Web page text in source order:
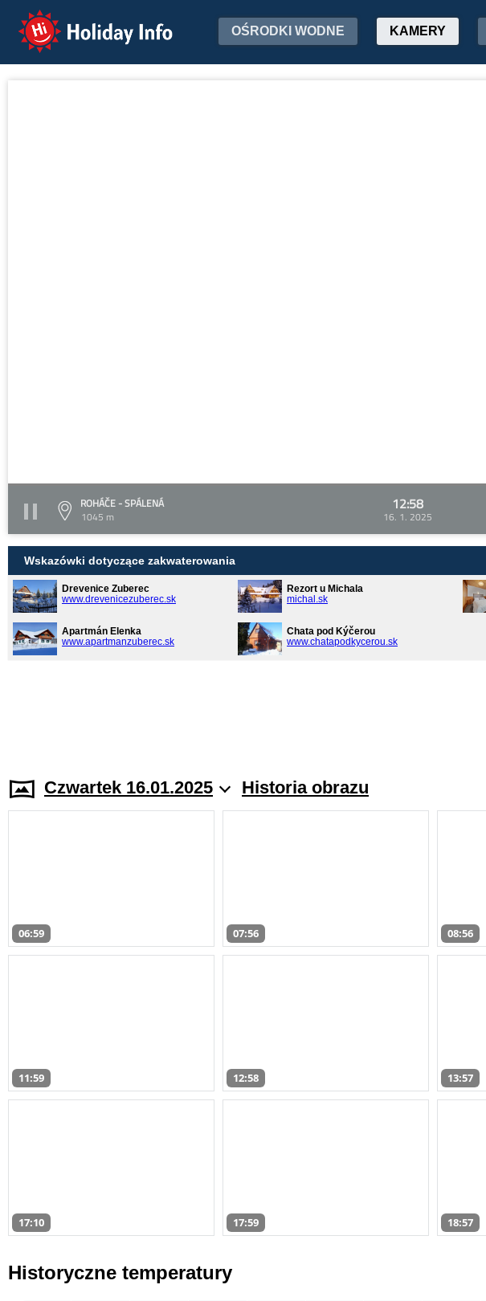
Holiday Info OŚRODKI WODNE KAMERY
ROHÁČE - SPÁLENÁ
1045 m
12:58
16. 1. 2025
Wskazówki dotyczące zakwaterowania
Drevenice Zuberec
www.drevenicezuberec.sk
Rezort u Michala
michal.sk
Apartmán Elenka
www.apartmanzuberec.sk
Chata pod Kýčerou
www.chatapodkycerou.sk
Czwartek 16.01.2025 Historia obrazu
06:59 07:56 08:56
11:59 12:58 13:57
17:10 17:59 18:57
Historyczne temperatury